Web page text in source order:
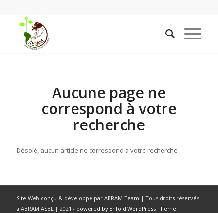
Aucune page ne
correspond à votre
recherche
Désolé, aucun article ne correspond à votre recherche
Site Web conçu & développé par ABRAM Team | Tous droits réservés
à ABRAM ASBL | 2021 - powered by Enfold WordPress Theme